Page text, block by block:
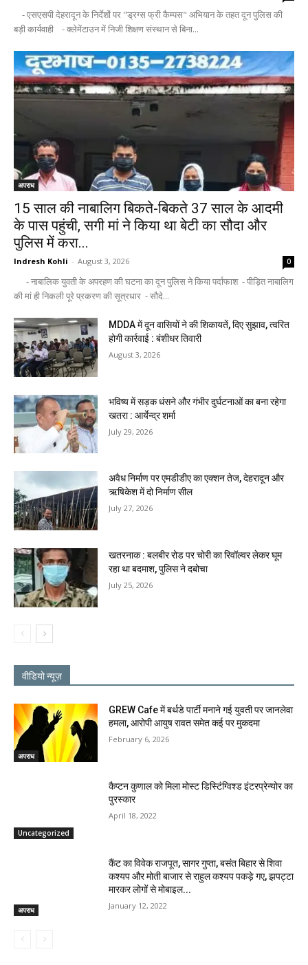
- एसएसपी देहरादून के निर्देशों पर "ड्रग्स फ्री कैम्पस" अभियान के तहत दून पुलिस की
बड़ी कार्यवाही - क्लेमेंटाउन में निजी शिक्षण संस्थान से बिना...
अपराध
15 साल की नाबालिग बिकते-बिकते 37 साल के आदमी
के पास पहुंची, सगी मां ने किया था बेटी का सौदा और
पुलिस में करा...
Indresh Kohli - August 3, 2026 0
- नाबालिक युवती के अपरहण की घटना का दून पुलिस ने किया पर्दाफाश - पीड़ित नाबालिग
की मां ही निकली पूरे प्रकरण की सूत्रधार - सौदे...
MDDA में दून वासियों ने की शिकायतें, दिए सुझाव, त्वरित
होगी कार्रवाई : बंशीधर तिवारी
August 3, 2026
भविष्य में सड़क धंसने और गंभीर दुर्घटनाओं का बना रहेगा
खतरा : आर्येन्द्र शर्मा
July 29, 2026
अवैध निर्माण पर एमडीडीए का एक्शन तेज, देहरादून और
ऋषिकेश में दो निर्माण सील
July 27, 2026
खतरनाक : बलबीर रोड पर चोरी का रिवॉल्वर लेकर घूम
रहा था बदमाश, पुलिस ने दबोचा
July 25, 2026
वीडियो न्यूज़
अपराध
GREW Cafe में बर्थडे पार्टी मनाने गई युवती पर जानलेवा
हमला, आरोपी आयुष रावत समेत कई पर मुकदमा
February 6, 2026
Uncategorized
कैप्टन कुणाल को मिला मोस्ट डिस्टिंग्विश्ड इंटरप्रेन्योर का
पुरस्कार
April 18, 2022
अपराध
कैंट का विवेक राजपूत, सागर गुप्ता, बसंत बिहार से शिवा
कश्यप और मोती बाजार से राहुल कश्यप पकड़े गए, झपट्टा
मारकर लोगों से मोबाइल...
January 12, 2022